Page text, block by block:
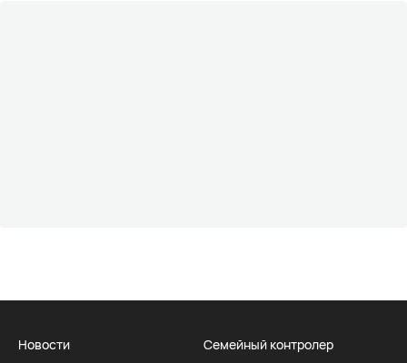
Новости
Семейный контролер